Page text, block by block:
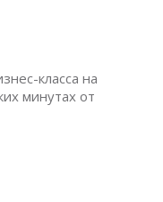
класса на
минутах от